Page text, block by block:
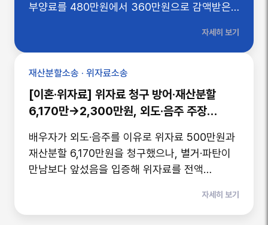
부양료를 480만원에서 360만원으로 감액받은
지급 내역을 입증해 부양 필요성을 무너뜨린
이혼전문변호사의 재판이혼절차 방어 전략.
자세히 보기
재산분할소송 · 위자료소송
[이혼·위자료] 위자료 청구 방어·재산분할
6,170만→2,300만원, 외도·음주 주장
배우자가 외도·음주를 이유로 위자료 500만원과
재산분할 6,170만원을 청구했으나, 별거·파탄이
만남보다 앞섰음을 입증해 위자료를 전액
확정한 사례. 파탄 후 부정행위는 불법행위가
아니라는 유책배우자판단기준을 앞세운
자세히 보기